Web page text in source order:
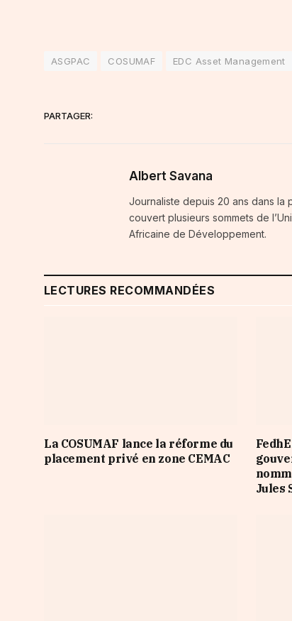
ASGPAC COSUMAF EDC Asset Management
PARTAGER:
Albert Savana
Journaliste depuis 20 ans dans
couvert plusieurs sommets de
Africaine de Développement.
LECTURES RECOMMANDÉES
La COSUMAF lance la réforme du
placement privé en zone CEMAC
Jules